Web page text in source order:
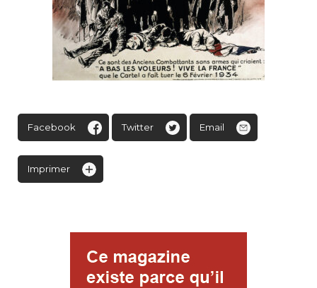
Facebook Twitter Email
Imprimer